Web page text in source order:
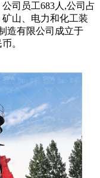
司员工683人,公司占
山、电力和化工装
造有限公司成立于
。